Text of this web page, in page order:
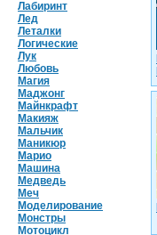
Лабиринт
Лед
Леталки
Логические
Лук
Любовь
Магия
Маджонг
Майнкрафт
Макияж
Мальчик
Маникюр
Марио
Машина
Медведь
Меч
Моделирование
Монстры
Мотоцикл